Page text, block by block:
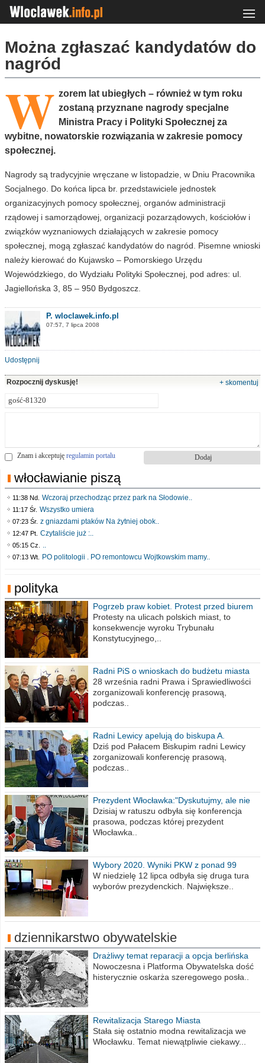
Można zgłaszać kandydatów do
nagród
W zorem lat ubiegłych – również w tym roku
zostaną przyznane nagrody specjalne
Ministra Pracy i Polityki Społecznej za
wybitne, nowatorskie rozwiązania w zakresie pomocy
społecznej.
Nagrody są tradycyjnie wręczane w listopadzie, w Dniu Pracownika
Socjalnego. Do końca lipca br. przedstawiciele jednostek
organizacyjnych pomocy społecznej, organów administracji
rządowej i samorządowej, organizacji pozarządowych, kościołów i
związków wyznaniowych działających w zakresie pomocy
społecznej, mogą zgłaszać kandydatów do nagród. Pisemne wnioski
należy kierować do Kujawsko – Pomorskiego Urzędu
Wojewódzkiego, do Wydziału Polityki Społecznej, pod adres: ul.
Jagiellońska 3, 85 – 950 Bydgoszcz.
P. wloclawek.info.pl
07:57, 7 lipca 2008
Udostępnij
Rozpocznij dyskusję! + skomentuj
Znam i akceptuję regulamin portalu
włocławianie piszą
11:38 Nd. Wczoraj przechodząc przez park na Słodowie..
11:17 Śr. Wszystko umiera
07:23 Śr. z gniazdami ptaków Na żytniej obok..
12:47 Pt. Czytaliście już :..
05:15 Cz. ..
07:13 Wt. PO politologii . PO remontowcu Wojtkowskim mamy..
polityka
Pogrzeb praw kobiet. Protest przed biurem
poselskim PiS
Protesty na ulicach polskich miast, to
konsekwencje wyroku Trybunału
Konstytucyjnego,..
Radni PiS o wnioskach do budżetu miasta
na 2021 rok
28 września radni Prawa i Sprawiedliwości
zorganizowali konferencję prasową,
podczas..
Radni Lewicy apelują do biskupa A.
Wiesława Meringa
Dziś pod Pałacem Biskupim radni Lewicy
zorganizowali konferencję prasową,
podczas..
Prezydent Włocławka:"Dyskutujmy, ale nie
obrażajmy się”
Dzisiaj w ratuszu odbyła się konferencja
prasowa, podczas której prezydent
Włocławka..
Wybory 2020. Wyniki PKW z ponad 99
procent obwodów
W niedzielę 12 lipca odbyła się druga tura
wyborów prezydenckich. Największe..
dziennikarstwo obywatelskie
Drażliwy temat reparacji a opcja berlińska
Nowoczesna i Platforma Obywatelska dość
histerycznie oskarża szeregowego posła..
Rewitalizacja Starego Miasta
Stała się ostatnio modna rewitalizacja we
Włocławku. Temat niewątpliwie ciekawy...